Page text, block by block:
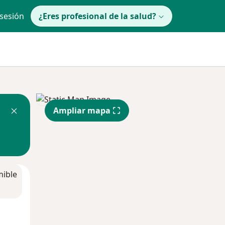
¿Eres profesional de la salud?
Ampliar mapa